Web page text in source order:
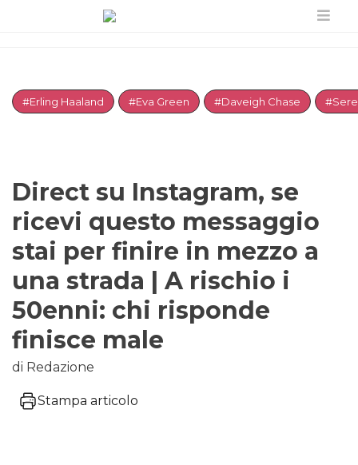
#Erling Haaland #Eva Green #Daveigh Chase
Direct su Instagram, se
ricevi questo messaggio
stai per finire in mezzo a
una strada | A rischio i
50enni: chi risponde
finisce male
di Redazione
Stampa articolo